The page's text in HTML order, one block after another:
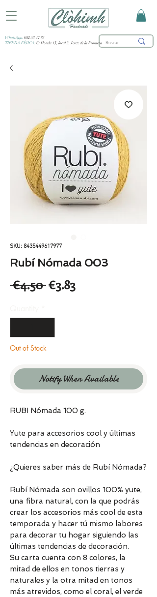
WhatsApp: 682 53 47 85
TIENDA FÍSICA: C/ Honda 15, local 3, Jerez de la Frontera
SKU: 8435449617977
Rubí Nómada 003
€4.50 Regular
€3.83Sale
Out of Stock
Notify When Available
RUBI Nómada 100 g.
Yute para accesorios cool y últimas
tendencias en decoración
¿Quieres saber más de Rubí Nómada?
Rubí Nómada son ovillos 100% yute,
una fibra natural, con la que podrás
crear los accesorios más cool de esta
temporada y hacer tú mismo labores
para decorar tu hogar siguiendo las
últimas tendencias de decoración.
Su carta cuenta con 8 colores, la
mitad de ellos en tonos tierras y
naturales y la otra mitad en tonos
más atrevidos, como el coral, el verde